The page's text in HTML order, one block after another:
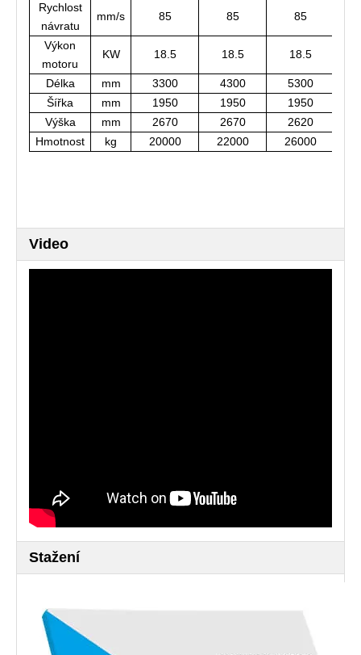
Rychlost
návratu
mm/s 85 85 85
Výkon
motoru
KW 18.5 18.5 18.5
Délka mm 3300 4300 5300
Šířka
mm 1950 1950 1950
Výška
mm 2670 2670 2620
Hmotnost
kg 20000 22000 26000
Video
Stažení